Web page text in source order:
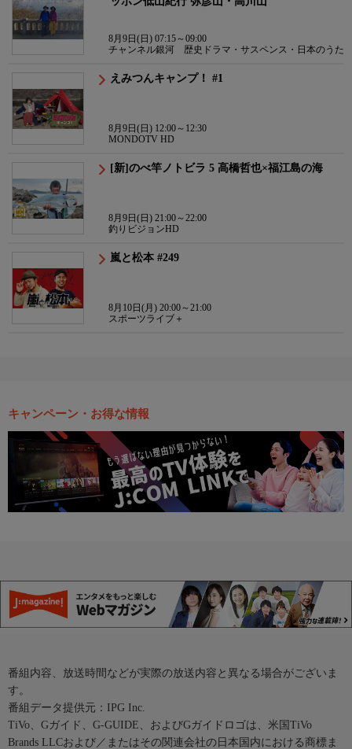
8月9日(日) 07:15～09:00
チャンネル銀河 歴史ドラマ・サスペンス・日本のうた
えみつんキャンプ！ #1
8月9日(日) 12:00～12:30
MONDOTV HD
[新]のべ竿ノトビラ 5 高橋哲也×福江島の海
8月9日(日) 21:00～22:00
釣りビジョンHD
嵐と松本 #249
8月10日(月) 20:00～21:00
スポーツライブ＋
キャンペーン・お得な情報
番組内容、放送時間などが実際の放送内容と異なる場合がございま
す。
番組データ提供元：IPG Inc.
TiVo、Gガイド、G-GUIDE、およびGガイドロゴは、米国TiVo
Brands LLCおよび／またはその関連会社の日本国内における商標ま